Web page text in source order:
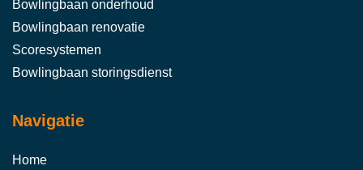
Bowlingbaan onderhoud
Bowlingbaan renovatie
Scoresystemen
Bowlingbaan storingsdienst
Navigatie
Home